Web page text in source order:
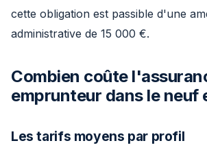
cette obligation est passible d'une
administrative de 15 000 €.
Combien coûte
emprunteur dans le neuf
Les tarifs moyens par profil